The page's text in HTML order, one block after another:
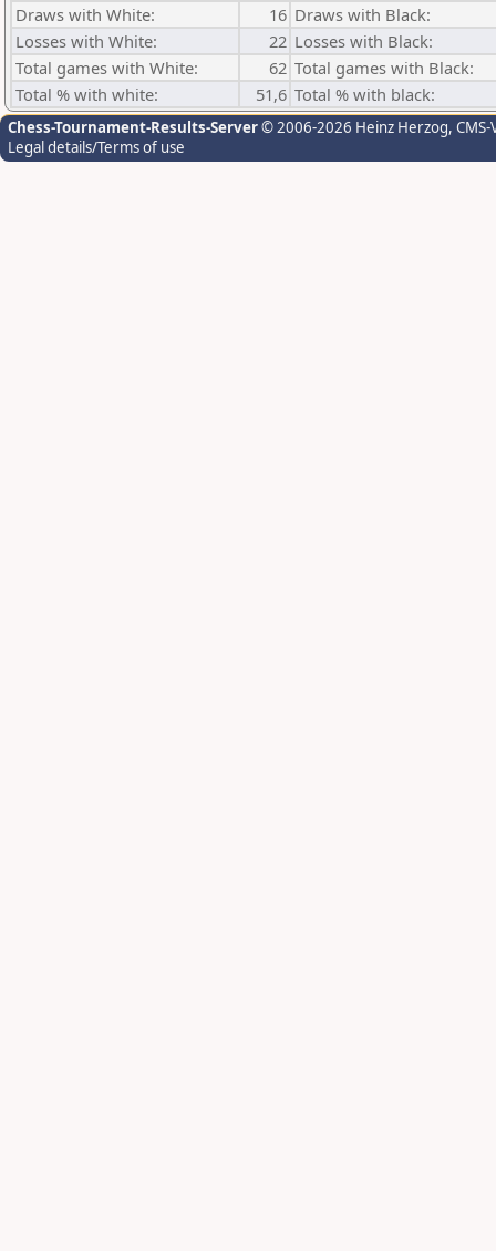
Draws with White:
16 Draws with Black:
Losses with White:
22 Losses with Black:
Total games with White:
62 Total games with Black:
Total % with white:
51,6 Total % with black:
Chess-Tournament-Results-Server© 2006-2026 Heinz Herzog,
Legal details/Terms of use